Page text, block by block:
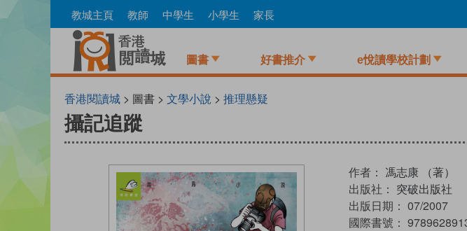
to
教城主頁 教師 中學生 小學生 家長
圖書 好書推介 e悅讀學校計劃
香港閱讀城 > 圖書 > 文學小說 > 推理懸疑
攝記追蹤
作者： 馮志康 （著）
出版社： 突破出版社
出版日期： 07/2007
國際書號：